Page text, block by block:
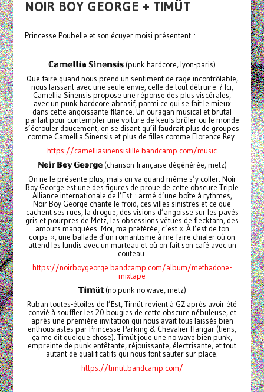
NOIR BOY GEORGE + TIMÜT
Princesse Poubelle et son écuyer moisi présentent :
ℂ𝕒𝕞𝕖𝕝𝕝𝕚𝕒 𝕊𝕚𝕟𝕖𝕟𝕤𝕚𝕤 (punk hardcore, lyon-paris)
Que faire quand nous prend un sentiment de rage incontrôlable,
nous laissant avec une seule envie, celle de tout détruire ? Ici,
Camellia Sinensis propose une réponse des plus viscérales,
avec un punk hardcore abrasif, parmi ce qui se fait le mieux
dans cette angoissante fRance. Un ouragan musical et brutal
parfait pour contempler une voiture de keufs brûler ou le monde
s’écrouler doucement, en se disant qu’il faudrait plus de groupes
comme Camellia Sinensis et plus de filles comme Florence Rey.
https://camelliasinensislille.bandcamp.com/music
ℕ𝕠𝕚𝕣 𝔹𝕠𝕪 𝔾𝕖𝕠𝕣𝕘𝕖(chanson française dégénérée, metz)
On ne le présente plus, mais on va quand même s’y coller. Noir
Boy George est une des figures de proue de cette obscure Triple
Alliance internationale de l’Est : armé d’une boîte à rythmes,
Noir Boy George chante le froid, ces villes sinistres et ce que
cachent ses rues, la drogue, des visions d’angoisse sur les pavés
gris et pourpres de Metz, les obsessions vêtues de flecktarn, des
amours manquées. Moi, ma préférée, c’est « À l’est de ton
corps », une ballade d’un romantisme à me faire chialer où on
attend les lundis avec un marteau et où on fait son café avec un
couteau.
https://noirboygeorge.bandcamp.com/album/methadone-
mixtape
𝕋𝕚𝕞ü𝕥(no punk no wave, metz)
Ruban toutes-étoiles de l’Est, Timüt revient à GZ après avoir été
convié à souffler les 20 bougies de cette obscure nébuleuse, et
après une première invitation qui nous avait tous laissés bien
enthousiastes par Princesse Parking & Chevalier Hangar (tiens,
ça me dit quelque chose). Timüt joue une no wave bien punk,
empreinte de punk entêtante, réjouissante, électrisante, et tout
autant de qualificatifs qui nous font sauter sur place.
https://timut.bandcamp.com/